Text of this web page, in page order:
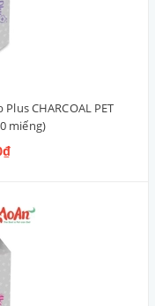
CHARCOAL PET
miếng)